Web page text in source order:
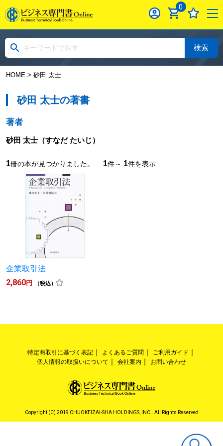
0
検索
HOME> 砂田 太士
砂田 太士の著書
著者
砂田 太士（すなだ たいじ）
1冊の本が見つかりました。 1件～ 1件を表示
企業取引法
2,860円 （税込）
特定商取引に基づく表記 よくあるご質問
ご利用ガイド
個人情報の取扱いについて
会社案内 お問い合わせ
Copyright (C) 2019 CHUOKEIZAI-SHA HOLDINGS, INC.. All Rights Reserved